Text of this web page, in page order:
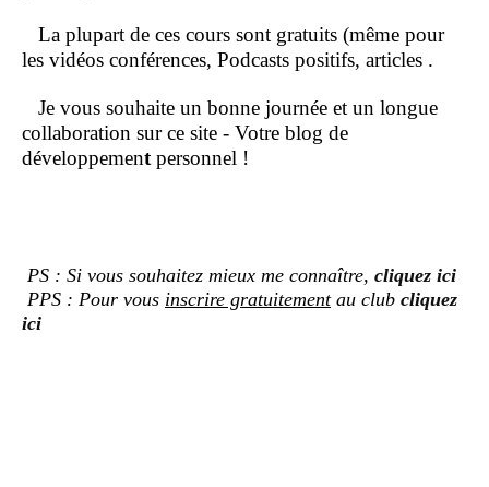
La plupart de ces cours sont gratuits (même pour
les vidéos conférences, Podcasts positifs, articles .
Je vous souhaite un bonne journée et un longue
collaboration sur ce site - Votre blog de
développement personnel !
PS : Si vous souhaitez mieux me connaître, cliquez ici
PPS : Pour vous inscrire gratuitementau club cliquez
ici